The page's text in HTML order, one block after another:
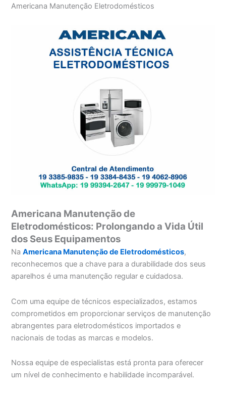
Americana Manutenção Eletrodomésticos
Americana Manutenção de
Eletrodomésticos: Prolongando a Vida Útil
dos Seus Equipamentos
NaAmericana Manutenção de Eletrodomésticos,
reconhecemos que a chave para a durabilidade dos seus
aparelhos é uma manutenção regular e cuidadosa.
Com uma equipe de técnicos especializados, estamos
comprometidos em proporcionar serviços de manutenção
abrangentes para eletrodomésticos importados e
nacionais de todas as marcas e modelos.
Nossa equipe de especialistas está pronta para oferecer
um nível de conhecimento e habilidade incomparável.